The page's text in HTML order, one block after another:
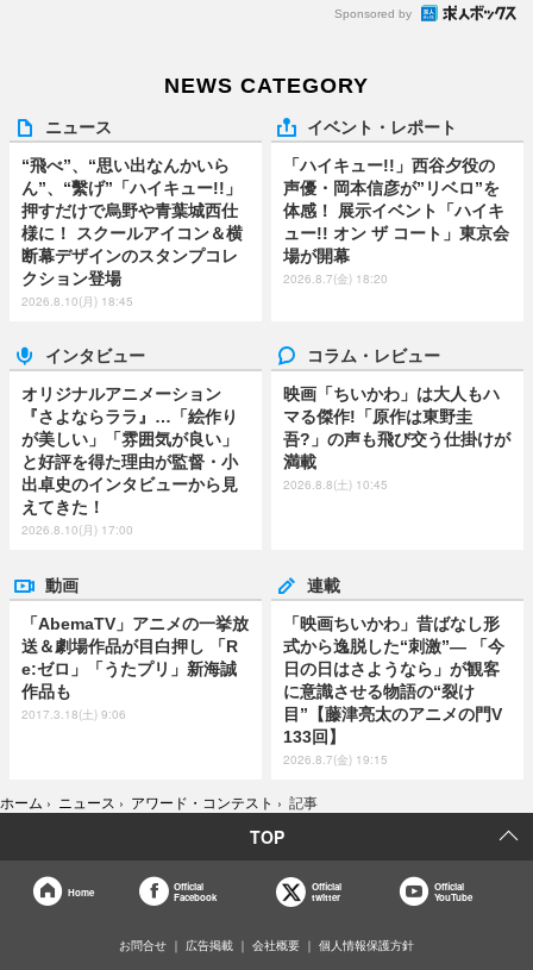
Sponsored by
NEWS CATEGORY
ニュース
“飛べ”、“思い出なんかいら
ん”、“繫げ”「ハイキュー!!」
押すだけで烏野や青葉城西仕
様に！ スクールアイコン＆横
断幕デザインのスタンプコレ
クション登場
2026.8.10(月) 18:45
イベント・レポート
「ハイキュー!!」西谷夕役の
声優・岡本信彦が”リベロ”を
体感！ 展示イベント「ハイキ
ュー!! オン ザ コート」東京会
場が開幕
2026.8.7(金) 18:20
インタビュー
オリジナルアニメーション
『さよならララ』…「絵作り
が美しい」「雰囲気が良い」
と好評を得た理由が監督・小
出卓史のインタビューから見
えてきた！
2026.8.10(月) 17:00
コラム・レビュー
映画「ちいかわ」は大人もハ
マる傑作!「原作は東野圭
吾?」の声も飛び交う仕掛けが
満載
2026.8.8(土) 10:45
動画
「AbemaTV」アニメの一挙放
送＆劇場作品が目白押し 「R
e:ゼロ」「うたプリ」新海誠
作品も
2017.3.18(土) 9:06
連載
「映画ちいかわ」昔ばなし形
式から逸脱した“刺激”― 「今
日の日はさようなら」が観客
に意識させる物語の“裂け
目”【藤津亮太のアニメの門V
133回】
2026.8.7(金) 19:15
ホーム › ニュース › アワード・コンテスト › 記事
TOP
Home
Official
Facebook
Official
twitter
Official
YouTube
お問合せ 広告掲載 会社概要 個人情報保護方針